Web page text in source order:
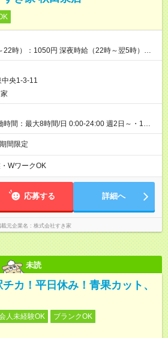
22時）：1050円 深夜時給（22時～翌5時）：
当】早朝手当（5：00-9：
与は本採用時と同じです。 試用期間の実態は
なし）ですが、切り上げで一ヶ月とさせてい
制度あり：15時間(研修中も同時給）
中央1-3-11
時間：最大8時間/日 0:00-24:00 週2日～・1日
例＞ 〇朝帯 5:00-9:00 〇昼帯 9:00-14:00 〇午
〇夜帯 18:00-22:00 〇深夜帯 22:00-翌5:00 基
間限定
WワークOK
応募する 詳細へ
載元企業名 株式会社すき家
未読
カ！平日休み！青果カット、
人未経験OK
ブランクOK